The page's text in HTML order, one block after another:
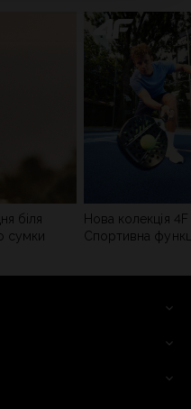
та в розділі «Деталі».
біля
сумки
Нова колекція
Спортивна